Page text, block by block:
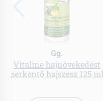
Gg.
Vitaline hajnövekedést
serkentő hajszesz 125 ml